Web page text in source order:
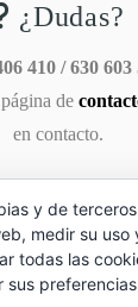
¿Dudas?
410 / 630 603
de
en contacto.
y de
medir su uso
todas las
sus